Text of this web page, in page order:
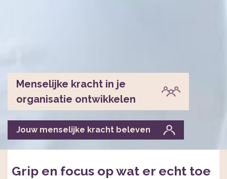
Menselijke kracht in je
organisatie ontwikkelen
Jouw menselijke kracht beleven
Grip en focus op wat er echt toe